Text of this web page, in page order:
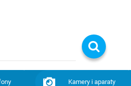
Kamery i aparaty